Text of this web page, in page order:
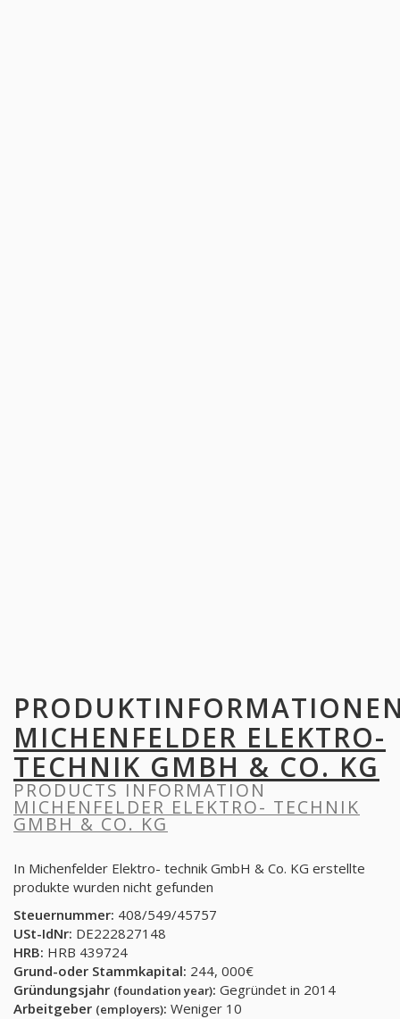
MICHENFELDER ELEKTRO-
TECHNIK GMBH & CO. KG
PRODUCTS INFORMATION
MICHENFELDER ELEKTRO- TECHNIK
GMBH & CO. KG
In Michenfelder Elektro- technik GmbH & Co. KG erstellte
produkte wurden nicht gefunden
Steuernummer: 408/549/45757
USt-IdNr: DE222827148
HRB: HRB 439724
Grund-oder Stammkapital: 244, 000€
Gründungsjahr (foundation year): Gegründet in 2014
Arbeitgeber (employers): Weniger 10